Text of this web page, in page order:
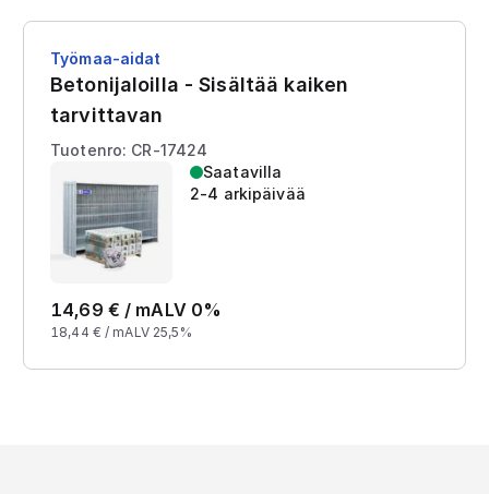
Työmaa-aidat
Betonijaloilla - Sisältää kaiken
tarvittavan
Tuotenro: CR-17424
Saatavilla
2-4 arkipäivää
14,69 € / mALV 0%
18,44 € / mALV 25,5%